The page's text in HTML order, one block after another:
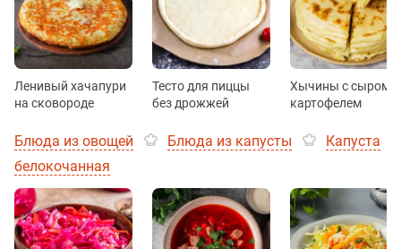
Ленивый хачапури
на сковороде
Тесто для пиццы
без дрожжей
Хычины с сыром и
картофелем
Блюда из овощей Блюда из капусты
Капуста
белокочанная